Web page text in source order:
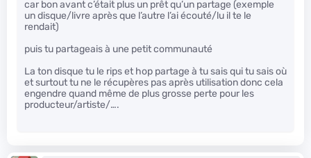
car bon avant c’était plus un prêt qu’un partage (exemple
un disque/livre après que l’autre l’ai écouté/lu il te le
rendait)
puis tu partageais à une petit communauté
La ton disque tu le rips et hop partage à tu sais qui tu sais où
et surtout tu ne le récupères pas après utilisation donc cela
engendre quand même de plus grosse perte pour les
producteur/artiste/….